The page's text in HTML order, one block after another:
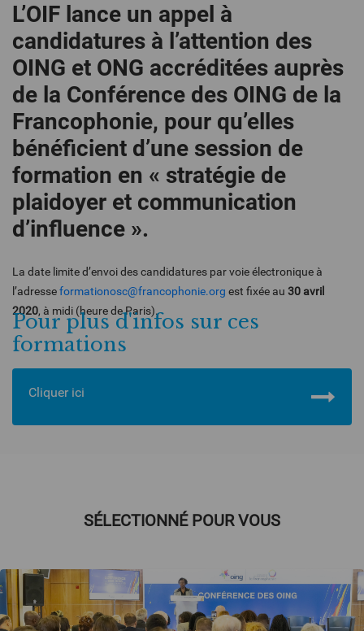
L’OIF lance un appel à
candidatures à l’attention des
OING et ONG accréditées auprès
de la Conférence des OING de la
Francophonie, pour qu’elles
bénéficient d’une session de
formation en « stratégie de
plaidoyer et communication
d’influence ».
La date limite d’envoi des candidatures par voie électronique à
l’adresseformationosc@francophonie.org est fixée au 30 avril
2020, à midi (heure de Paris).
Pour plus d'infos sur ces
formations
Cliquer ici
SÉLECTIONNÉ POUR VOUS